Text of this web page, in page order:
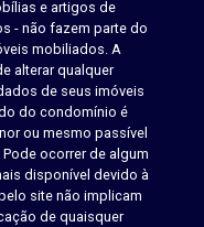
e artigos de
- não fazem parte do
mobiliados. A
alterar qualquer
de seus imóveis
do condomínio é
ou mesmo passível
ocorrer de algum
disponível devido à
site não implicam
de quaisquer